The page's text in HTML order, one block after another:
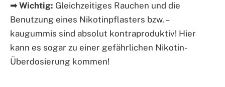
➟ Wichtig: Gleichzeitiges Rauchen und die
Benutzung eines Nikotinpflasters bzw. –
kaugummis sind absolut kontraproduktiv! Hier
kann es sogar zu einer gefährlichen Nikotin-
Überdosierung kommen!